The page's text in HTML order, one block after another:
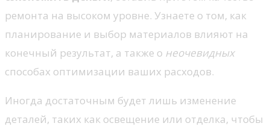
ремонта на высоком уровне. Узнаете о том, как
планирование и выбор материалов влияют на
конечный результат, а также о неочевидных
способах оптимизации ваших расходов.
Иногда достаточным будет лишь изменение
деталей, таких как освещение или отделка, чтобы